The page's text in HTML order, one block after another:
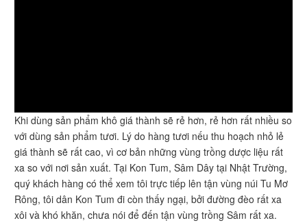
Khi dùng sản phẩm khô giá thành sẽ rẻ hơn, rẻ hơn rất nhiều so
với dùng sản phẩm tươi. Lý do hàng tươi nếu thu hoạch nhỏ lẻ
giá thành sẽ rất cao, vì cơ bản những vùng trồng dược liệu rất
xa so với nơi sản xuất. Tại Kon Tum, Sâm Dây tại Nhật Trường,
quý khách hàng có thể xem tôi trực tiếp lên tận vùng núi Tu Mơ
Rông, tôi dân Kon Tum đi còn thấy ngại, bởi đường đèo rất xa
xôi và khó khăn, chưa nói để đến tận vùng trồng Sâm rất xa.